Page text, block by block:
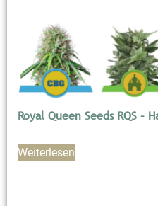
Royal Queen Seeds RQS –
Weiterlesen